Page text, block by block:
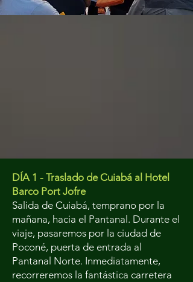
DÍA 1 - Traslado de Cuiabá al Hotel
Barco Port Jofre
Salida de Cuiabá, temprano por la
mañana, hacia el Pantanal. Durante el
viaje, pasaremos por la ciudad de
Poconé, puerta de entrada al
Pantanal Norte. Inmediatamente,
recorreremos la fantástica carretera